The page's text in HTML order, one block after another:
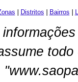
Distritos Bairros